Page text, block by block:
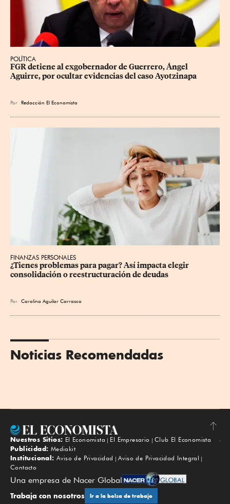
POLÍTICA
FGR detiene al exgobernador de Guerrero, Ángel
Aguirre, por ocultar evidencias del caso Ayotzinapa
Por Redacción El Economista
FINANZAS PERSONALES
¿Tienes problemas para pagar? Así impacta elegir
consolidación o reestructuración de deudas
Por Carolina Aguilar Carrasco
Noticias Recomendadas
Subir
Nuestros Sitios: El Economista El Empresario
Club El Economista
Publicidad: Mediakit
Institucional: Aviso de Privacidad
Aviso de Privacidad Integral
Contacto
Una empresa de Nacer Global
Trabaja con nosotros Ir a la bolsa de trabajo